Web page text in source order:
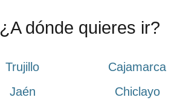
¿A dónde quieres ir?
Trujillo Cajamarca
Jaén Chiclayo